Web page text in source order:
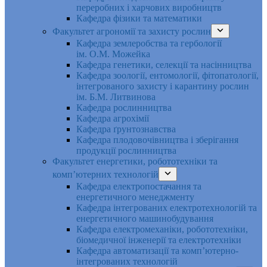
переробних і харчових виробництв
Кафедра фізики та математики
Факультет агрономії та захисту рослин
Кафедра землеробства та гербології
ім. О.М. Можейка
Кафедра генетики, селекції та насінництва
Кафедра зоології, ентомології, фітопатології,
інтегрованого захисту і карантину рослин
ім. Б.М. Литвинова
Кафедра рослинництва
Кафедра агрохімії
Кафедра ґрунтознавства
Кафедра плодовочівництва і зберігання
продукції рослинництва
Факультет енергетики, робототехніки та
комп’ютерних технологій
Кафедра електропостачання та
енергетичного менеджменту
Кафедра інтегрованих електротехнологій та
енергетичного машинобудування
Кафедра електромеханіки, робототехніки,
біомедичної інженерії та електротехніки
Кафедра автоматизації та комп’ютерно-
інтегрованих технологій